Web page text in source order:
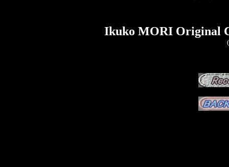
Ikuko MORI Original